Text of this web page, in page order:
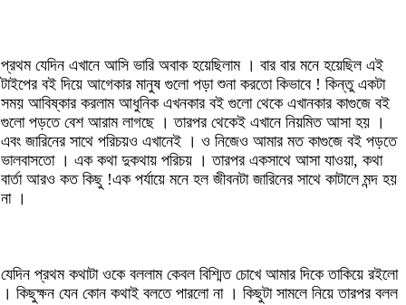
প্রথম যেদিন এখানে আসি ভারি অবাক হয়েছিলাম । বার বার মনে হয়েছিল এই
টাইপের বই দিয়ে আগেকার মানুষ গুলো পড়া শুনা করতো কিভাবে ! কিন্তু একটা
সময় আবিষ্কার করলাম আধুনিক এখনকার বই গুলো থেকে এখানকার কাগুজে বই
গুলো পড়তে বেশ আরাম লাগছে । তারপর থেকেই এখানে নিয়মিত আসা হয় ।
এবং জারিনের সাথে পরিচয়ও এখানেই । ও নিজেও আমার মত কাগুজে বই পড়তে
ভালবাসতো । এক কথা দুকথায় পরিচয় । তারপর একসাথে আসা যাওয়া, কথা
বার্তা আরও কত কিছু !এক পর্যায়ে মনে হল জীবনটা জারিনের সাথে কাটালে মন্দ হয়
না ।
যেদিন প্রথম কথাটা ওকে বললাম কেবল বিশ্মিত চোখে আমার দিকে তাকিয়ে রইলো
। কিছুক্ষন যেন কোন কথাই বলতে পারলো না । কিছুটা সামলে নিয়ে তারপর বলল